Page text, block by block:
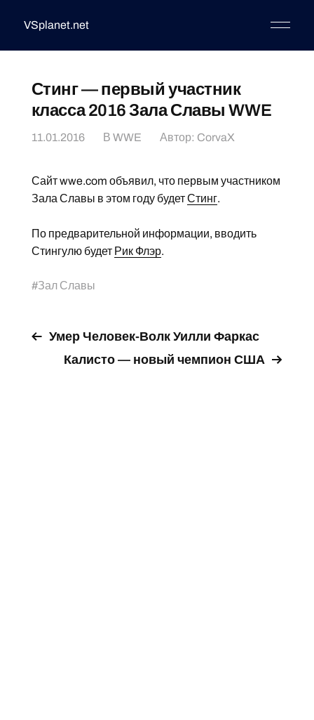
VSplanet.net
Стинг — первый участник
класса 2016 Зала Славы WWE
11.01.2016 В WWE Автор: CorvaX
Сайт wwe.com объявил, что первым участником
Зала Славы в этом году будетСтинг.
По предварительной информации, вводить
Стингулю будет Рик Флэр.
#Зал Славы
Умер Человек-Волк Уилли Фаркас
Калисто — новый чемпион США